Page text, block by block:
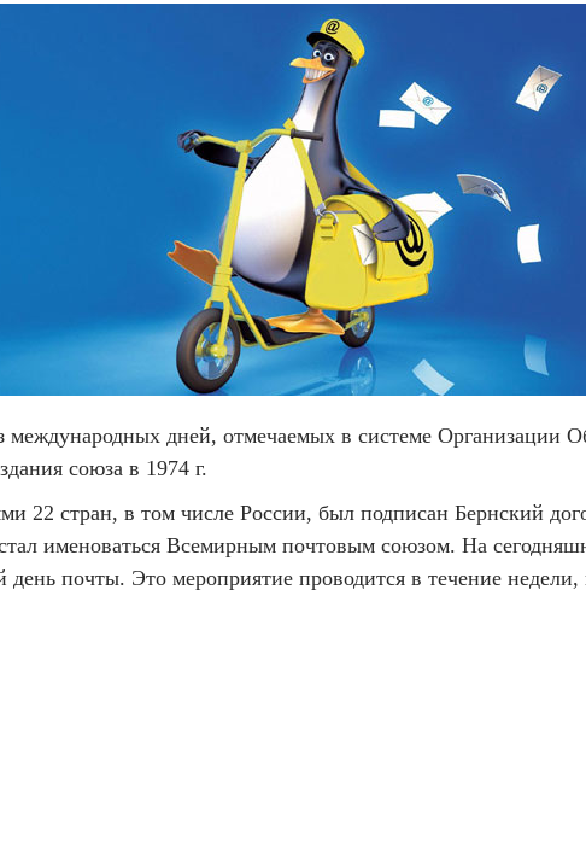
дней, отмечаемых в системе
союза в 1974 г.
22 стран, в том числе России, был подписан Бернский
именоваться Всемирным почтовым союзом. На
почты. Это мероприятие проводится в течение